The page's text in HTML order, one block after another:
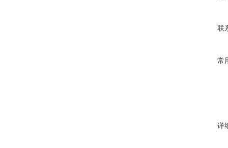
联
常
详